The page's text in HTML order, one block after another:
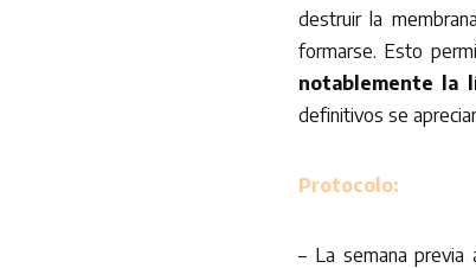
destruir la
formarse. Esto
notablemente la
definitivos se
Protocolo:
– La semana previa